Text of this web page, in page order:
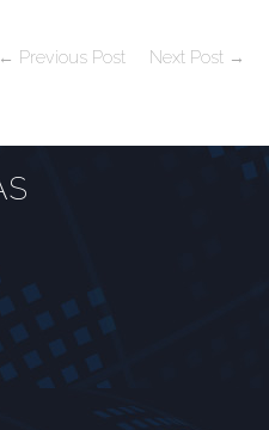
← Previous Post Next Post →